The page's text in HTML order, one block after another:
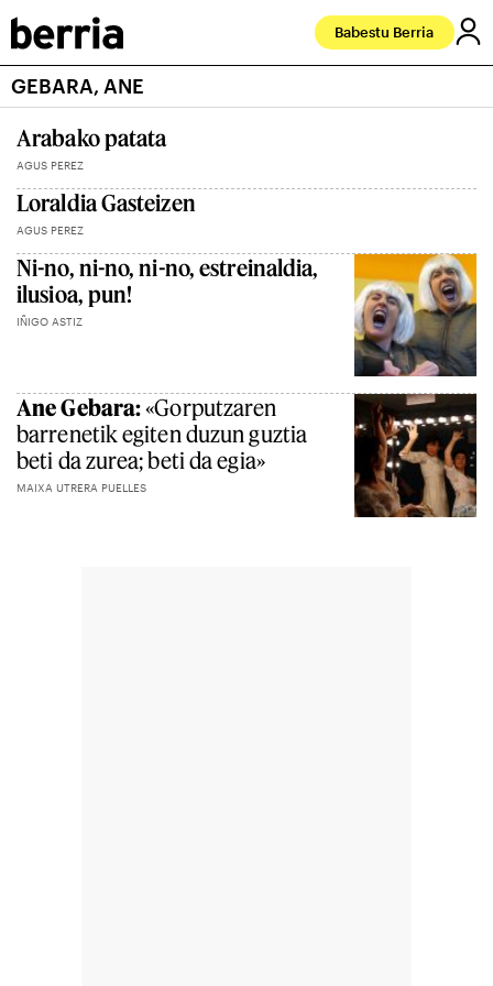
Babestu Berria
GEBARA, ANE
Arabako patata
AGUS PEREZ
Loraldia Gasteizen
AGUS PEREZ
Ni-no, ni-no, ni-no, estreinaldia,
ilusioa, pun!
IÑIGO ASTIZ
Ane Gebara:«Gorputzaren
barrenetik egiten duzun guztia
beti da zurea; beti da egia»
MAIXA UTRERA PUELLES